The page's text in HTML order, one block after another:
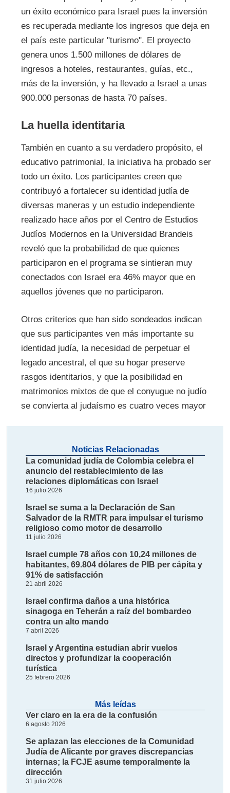
un éxito económico para Israel pues la inversión
es recuperada mediante los ingresos que deja en
el país este particular "turismo". El proyecto
genera unos 1.500 millones de dólares de
ingresos a hoteles, restaurantes, guías, etc.,
más de la inversión, y ha llevado a Israel a unas
900.000 personas de hasta 70 países.
La huella identitaria
También en cuanto a su verdadero propósito, el
educativo patrimonial, la iniciativa ha probado ser
todo un éxito. Los participantes creen que
contribuyó a fortalecer su identidad judía de
diversas maneras y un estudio independiente
realizado hace años por el Centro de Estudios
Judíos Modernos en la Universidad Brandeis
reveló que la probabilidad de que quienes
participaron en el programa se sintieran muy
conectados con Israel era 46% mayor que en
aquellos jóvenes que no participaron.
Otros criterios que han sido sondeados indican
que sus participantes ven más importante su
identidad judía, la necesidad de perpetuar el
legado ancestral, el que su hogar preserve
rasgos identitarios, y que la posibilidad en
matrimonios mixtos de que el conyugue no judío
se convierta al judaísmo es cuatro veces mayor
Noticias Relacionadas
La comunidad judía de Colombia celebra el
anuncio del restablecimiento de las
relaciones diplomáticas con Israel
16 julio 2026
Israel se suma a la Declaración de San
Salvador de la RMTR para impulsar el turismo
religioso como motor de desarrollo
11 julio 2026
Israel cumple 78 años con 10,24 millones de
habitantes, 69.804 dólares de PIB per cápita y
91% de satisfacción
21 abril 2026
Israel confirma daños a una histórica
sinagoga en Teherán a raíz del bombardeo
contra un alto mando
7 abril 2026
Israel y Argentina estudian abrir vuelos
directos y profundizar la cooperación
turística
25 febrero 2026
Más leídas
Ver claro en la era de la confusión
6 agosto 2026
Se aplazan las elecciones de la Comunidad
Judía de Alicante por graves discrepancias
internas; la FCJE asume temporalmente la
dirección
31 julio 2026